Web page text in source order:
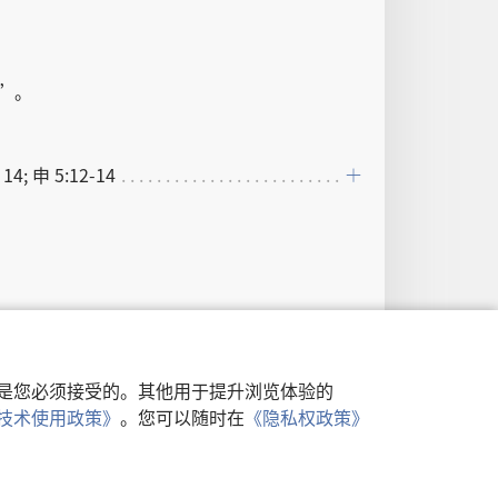
必须接受的。其他用于提升浏览体验的
术使用政策》 。您可以随时在 《隐私权政策》
。
申 5:12-14